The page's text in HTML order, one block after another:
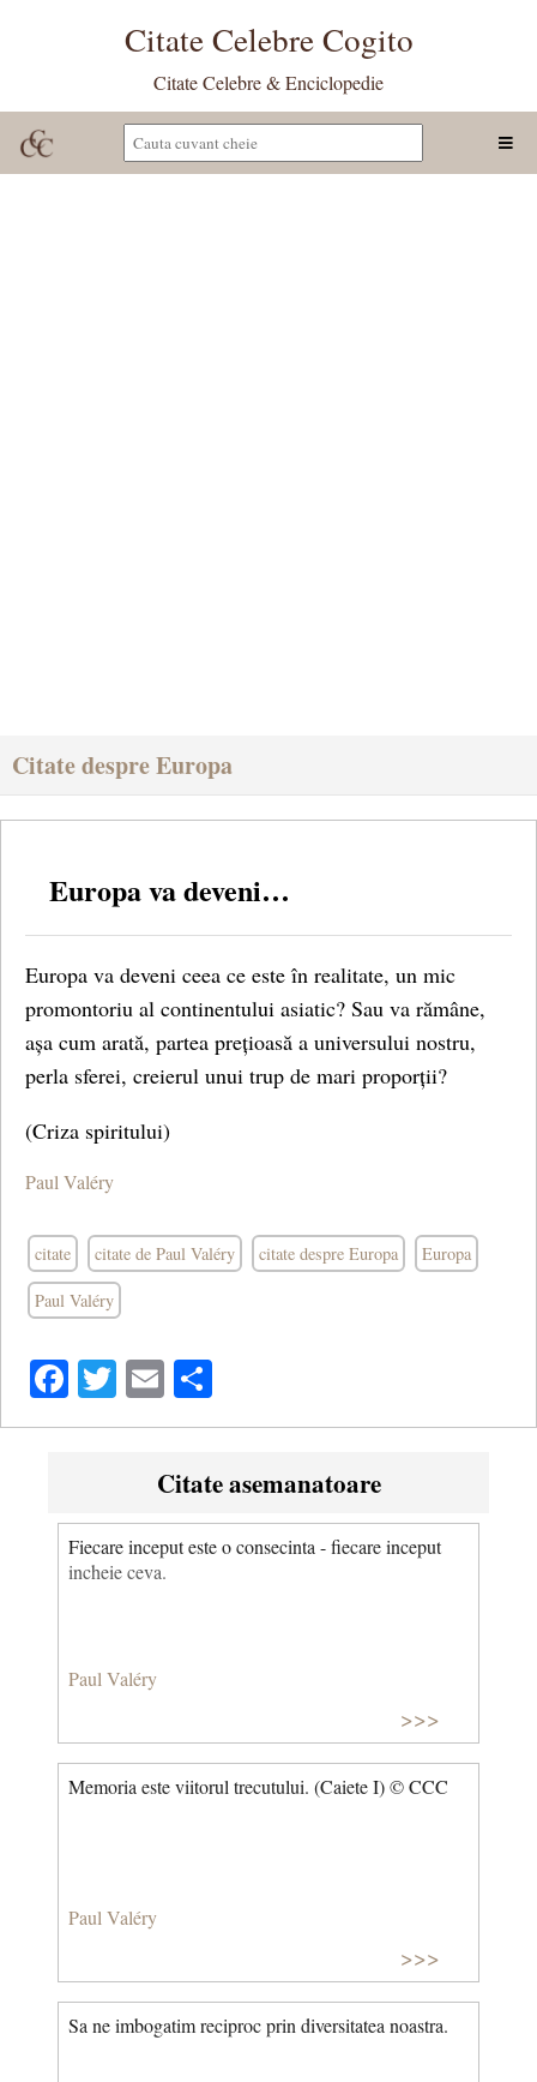
Citate Celebre Cogito
Citate Celebre & Enciclopedie
Citate despre Europa
Europa va deveni…
Europa va deveni ceea ce este în realitate, un mic
promontoriu al continentului asiatic? Sau va rămâne,
așa cum arată, partea prețioasă a universului nostru,
perla sferei, creierul unui trup de mari proporții?
(Criza spiritului)
Paul Valéry
citate citate de Paul Valéry citate despre Europa Europa
Paul Valéry
Facebook
Twitter
Email
Citate asemanatoare
Fiecare inceput este o consecinta - fiecare inceput
incheie ceva.
Paul Valéry
>>>
Memoria este viitorul trecutului. (Caiete I) © CCC
Paul Valéry
>>>
Sa ne imbogatim reciproc prin diversitatea noastra.